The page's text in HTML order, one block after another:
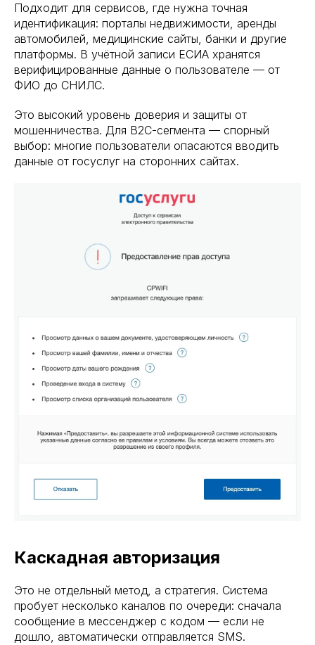
Подходит для сервисов, где нужна точная
идентификация: порталы недвижимости, аренды
автомобилей, медицинские сайты, банки и другие
платформы. В учётной записи ЕСИА хранятся
верифицированные данные о пользователе — от
ФИО до СНИЛС.
Это высокий уровень доверия и защиты от
мошенничества. Для B2C-сегмента — спорный
выбор: многие пользователи опасаются вводить
данные от госуслуг на сторонних сайтах.
Каскадная авторизация
Это не отдельный метод, а стратегия. Система
пробует несколько каналов по очереди: сначала
сообщение в мессенджер с кодом — если не
дошло, автоматически отправляется SMS.